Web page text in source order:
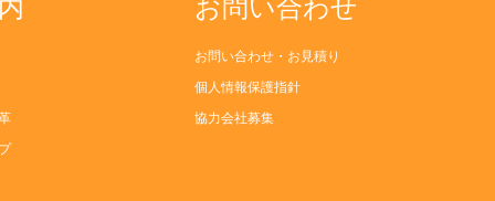
お問い合わせ
お問い合わせ・お見積り
個人情報保護指針
協力会社募集